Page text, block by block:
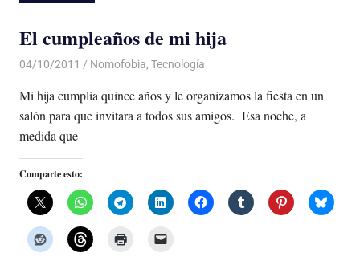
El cumpleaños de mi hija
04/10/2011 Luis Castellanos
Nomofobia, Tecnología
Mi hija cumplía quince años y le organizamos la fiesta en un
salón para que invitara a todos sus amigos. Esa noche, a
medida que
Comparte esto: